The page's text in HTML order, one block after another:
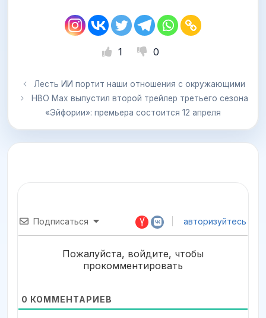
1 0
Лесть ИИ портит наши отношения с окружающими
HBO Max выпустил второй трейлер третьего сезона
«Эйфории»: премьера состоится 12 апреля
Подписаться авторизуйтесь
Пожалуйста, войдите, чтобы
прокомментировать
0 КОММЕНТАРИЕВ